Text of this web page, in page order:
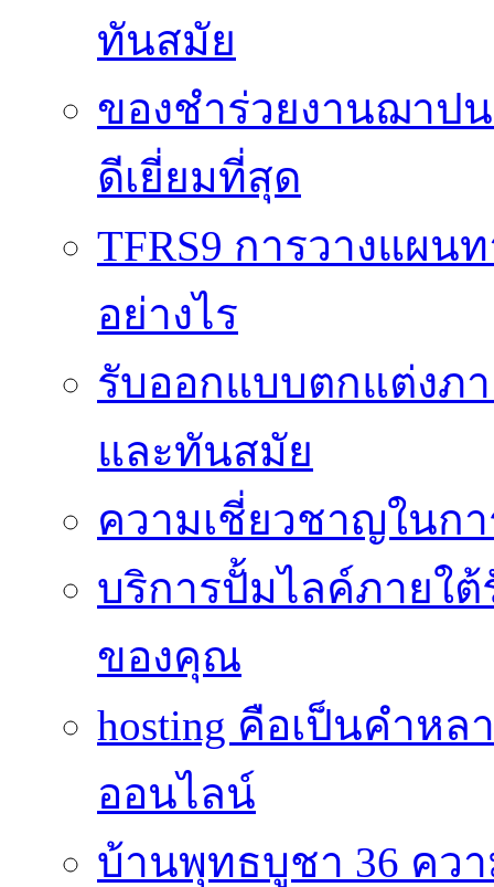
ทันสมัย
ของชำร่วยงานฌาป
ดีเยี่ยมที่สุด
TFRS9 การวางแผน
อย่างไร
รับออกแบบตกแต่งภ
และทันสมัย
ความเชี่ยวชาญในก
บริการปั้มไลค์ภายใต้
ของคุณ
hosting คือเป็นคำห
ออนไลน์
บ้านพุทธบูชา 36 คว